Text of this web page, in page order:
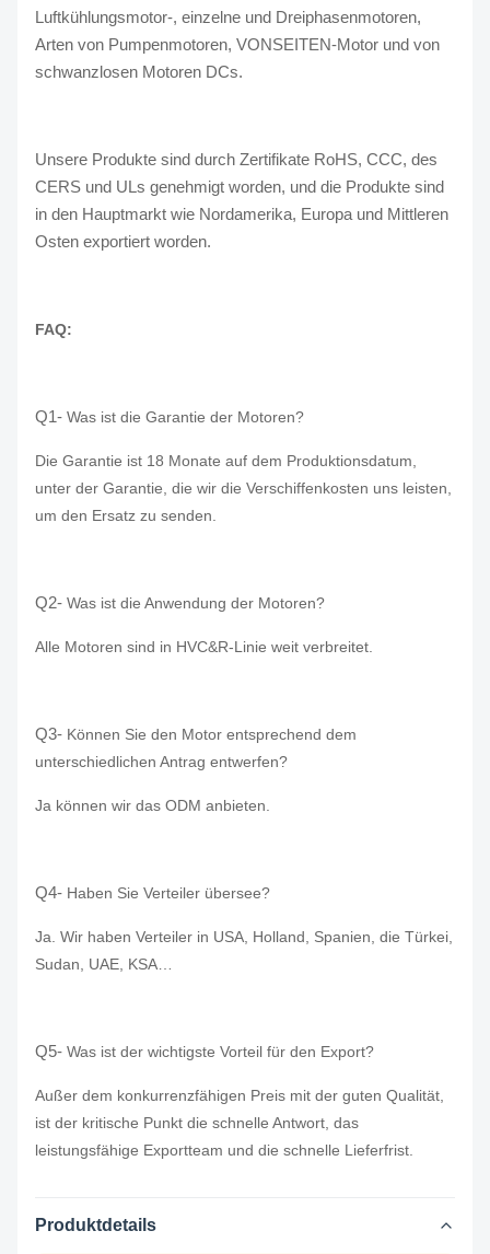
Luftkühlungsmotor-, einzelne und Dreiphasenmotoren,
Arten von Pumpenmotoren, VONSEITEN-Motor und von
schwanzlosen Motoren DCs.
Unsere Produkte sind durch Zertifikate RoHS, CCC, des
CERS und ULs genehmigt worden, und die Produkte sind
in den Hauptmarkt wie Nordamerika, Europa und Mittleren
Osten exportiert worden.
FAQ:
Q1- Was ist die Garantie der Motoren?
Die Garantie ist 18 Monate auf dem Produktionsdatum,
unter der Garantie, die wir die Verschiffenkosten uns leisten,
um den Ersatz zu senden.
Q2- Was ist die Anwendung der Motoren?
Alle Motoren sind in HVC&R-Linie weit verbreitet.
Q3- Können Sie den Motor entsprechend dem
unterschiedlichen Antrag entwerfen?
Ja können wir das ODM anbieten.
Q4- Haben Sie Verteiler übersee?
Ja. Wir haben Verteiler in USA, Holland, Spanien, die Türkei,
Sudan, UAE, KSA…
Q5- Was ist der wichtigste Vorteil für den Export?
Außer dem konkurrenzfähigen Preis mit der guten Qualität,
ist der kritische Punkt die schnelle Antwort, das
leistungsfähige Exportteam und die schnelle Lieferfrist.
Produktdetails